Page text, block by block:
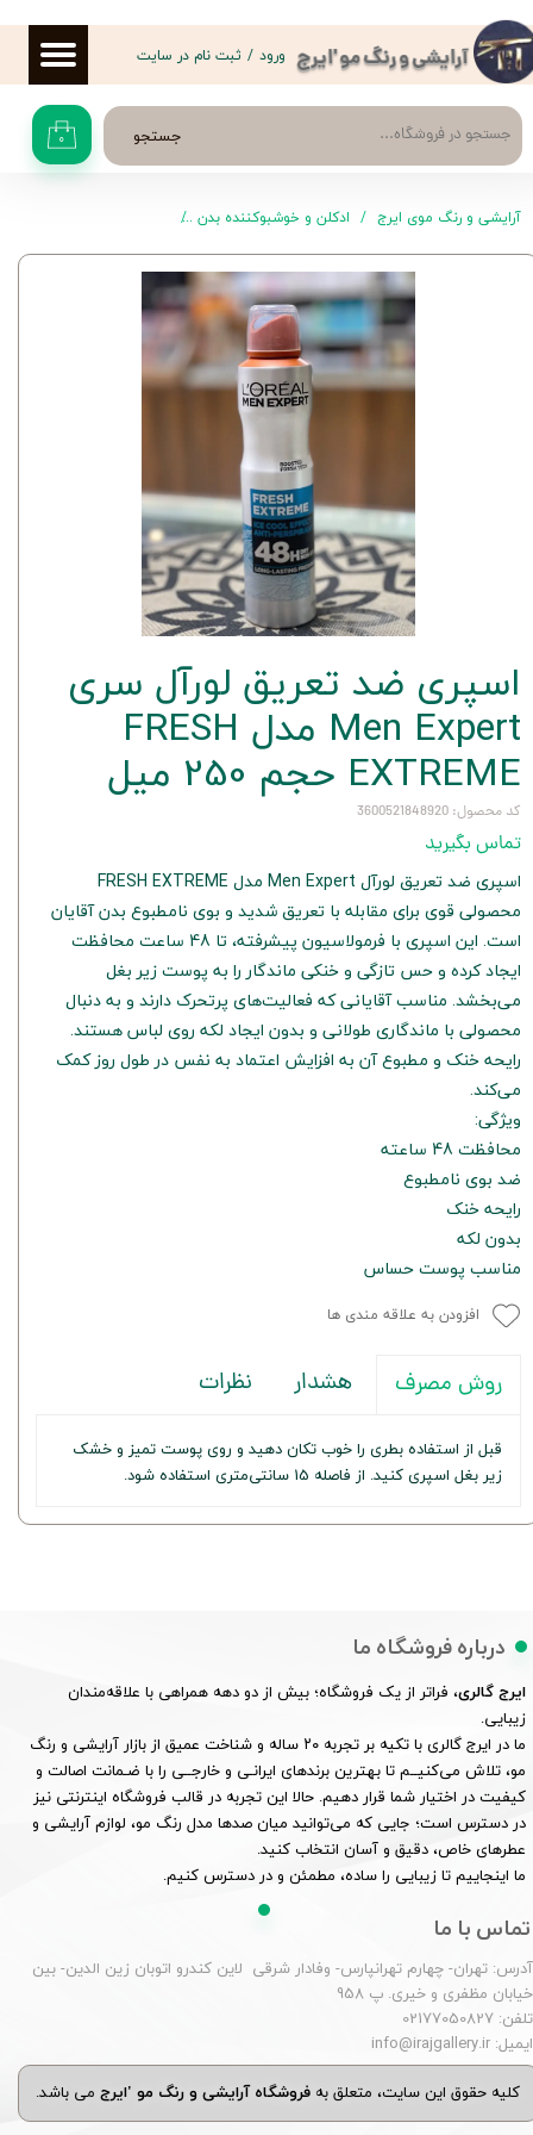
آرایشی و رنگ مو 'ایرج
جستجو ۰
ورود / ثبت نام در سایت
حساب کاربری من
تغییر گذر واژه
سفارشات
خروج از حساب کاربری
آرایشی و رنگ موی ایرج ادکلن و خوشبوکننده بدن
اسپری ضد تعریق لورآل سری
Men Expert مدل FRESH
EXTREME حجم 250 میل
کد محصول: 3600521848920
تماس بگیرید
اسپری ضد تعریق لورآل Men Expert مدل FRESH EXTREME
محصولی قوی برای مقابله با تعریق شدید و بوی نامطبوع بدن آقایان
است. این اسپری با فرمولاسیون پیشرفته، تا 48 ساعت محافظت
ایجاد کرده و حس تازگی و خنکی ماندگار را به پوست زیر بغل
می‌بخشد. مناسب آقایانی که فعالیت‌های پرتحرک دارند و به دنبال
محصولی با ماندگاری طولانی و بدون ایجاد لکه روی لباس هستند.
رایحه خنک و مطبوع آن به افزایش اعتماد به نفس در طول روز کمک
می‌کند.
ویژگی:
محافظت 48 ساعته
ضد بوی نامطبوع
رایحه خنک
بدون لکه
مناسب پوست حساس
افزودن به علاقه مندی ها
روش مصرف هشدار نظرات
قبل از استفاده بطری را خوب تکان دهید و روی پوست تمیز و خشک
زیر بغل اسپری کنید. از فاصله 15 سانتی‌متری استفاده شود.
درباره فروشگاه ما
ایرج گالری، فراتر از یک فروشگاه؛ بیش از دو دهه همراهی با علاقه‌مندان
زیبایی.
ما در ایرج گالری با تکیه بر تجربه ۲۰ ساله و شناخت عمیق از بازار آرایشی و رنگ
مو، تلاش می‌کنیــم تا بهترین برندهای ایرانـی و خارجــی را با ضـمانت اصالت و
کیفیت در اختیار شما قرار دهیم. حالا این تجربه در قالب فروشگاه اینترنتی نیز
در دسترس است؛ جایی که می‌توانید میان صدها مدل رنگ مو، لوازم آرایشی و
عطرهای خاص، دقیق و آسان انتخاب کنید.
ما اینجاییم تا زیبایی را ساده، مطمئن و در دسترس کنیم.
تماس با ما
آدرس: تهران- چهارم تهرانپارس- وفادار شرقی لاین کندرو اتوبان زین الدین- بین
خیابان مظفری و خیری. پ 958
تلفن: 02177050827
ایمیل: info@irajgallery.ir
کلیه حقوق این سایت، متعلق به فروشگاه آرایشی و رنگ مو 'ایرجمی باشد.